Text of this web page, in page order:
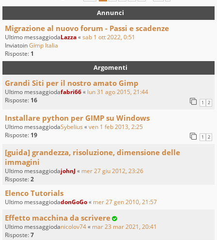
Annunci
Migrazione al nuovo forum - Passi e scadenze
Ultimo messaggiodaLazza«sab 1 ott 2022, 0:51
InviatoinGimp Italia
Risposte: 1
Argomenti
Grandi Siti per il nostro amato Gimp
Ultimo messaggiodafabri66« lun 31 ago 2015, 21:44
Risposte: 16 1 2
Installare python per GIMP su Windows
Ultimo messaggiodaSybelius «ven 1 feb 2013, 2:25
Risposte: 19 1 2
[guida] grandezza, risoluzione, dimensione delle
immagini
Ultimo messaggiodajohnJ « mer 27 giu 2012, 23:26
Risposte:2
Elenco Tutorials
Ultimo messaggiodadonGoGo« mer 27 gen 2010, 21:57
Effetto macchina da scrivere
Ultimo messaggiodanicolov74« mar 23 mar 2021, 20:41
Risposte:7